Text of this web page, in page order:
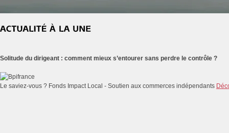
Solitude du dirigeant : comment mieux s’entourer sans perdre le contrôle ?
Le saviez-vous ? Fonds Impact Local - Soutien aux commerces indépendants